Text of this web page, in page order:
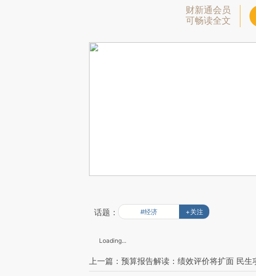
财新通会员
可畅读全文
话题： #经济 +关注
Loading...
上一篇：预算报告解读：绩效评价将扩面 民生